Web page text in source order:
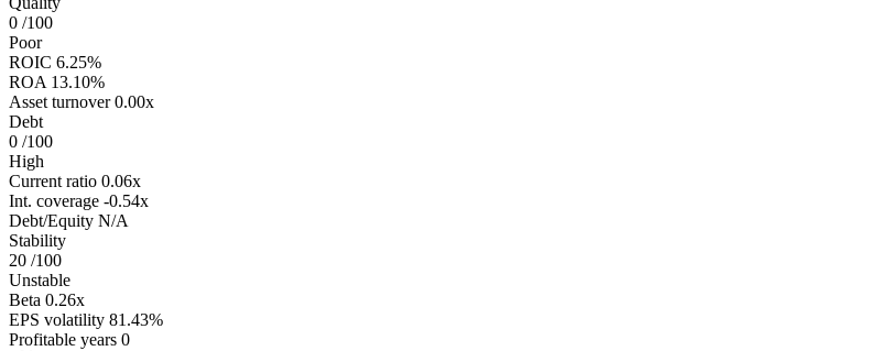
0 /100
Poor
ROIC 6.25%
ROA 13.10%
Asset turnover 0.00x
Debt
0 /100
High
Current ratio 0.06x
Int. coverage -0.54x
Debt/Equity N/A
Stability
20 /100
Unstable
Beta 0.26x
EPS volatility 81.43%
Profitable years 0